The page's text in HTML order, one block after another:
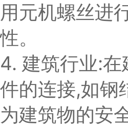
用元机螺丝进
性。
4. 建筑行业:
件的连接,如钢
为建筑物的安